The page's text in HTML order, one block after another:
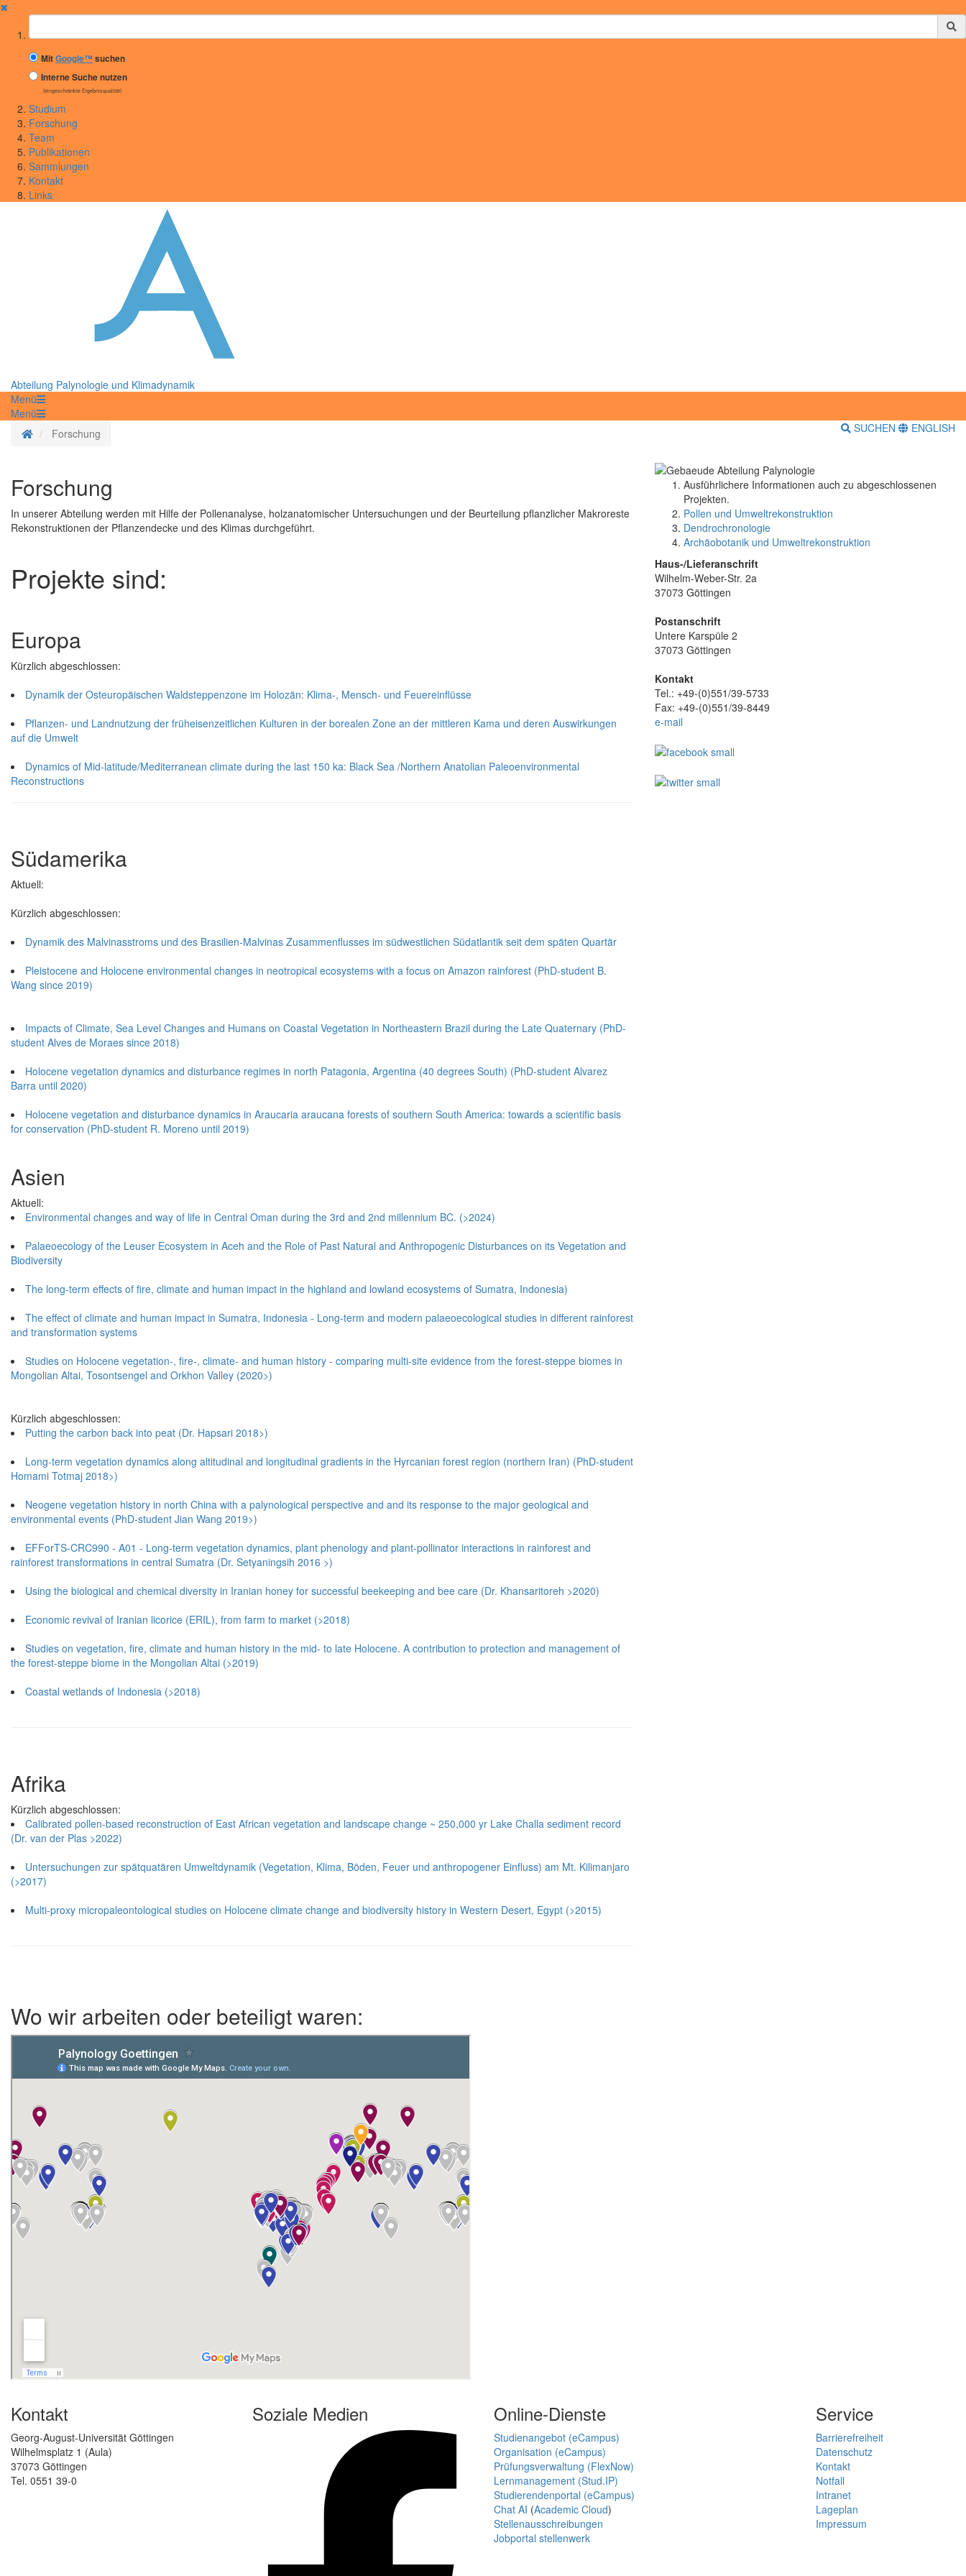
✖
Suchbegriff
MitGoogle™suchen
Interne Suche nutzen
(eingeschränkte Ergebnisqualität)
Studium
Forschung
Team
Publikationen
Sammlungen
Kontakt
Links
Abteilung Palynologie und Klimadynamik
Menü
Menü
StartseiteForschung SUCHEN ENGLISH
Forschung
In unserer Abteilung werden mit Hilfe der Pollenanalyse, holzanatomischer Untersuchungen und der Beurteilung pflanzlicher Makroreste
Rekonstruktionen der Pflanzendecke und des Klimas durchgeführt.
Projekte sind:
Europa
Kürzlich abgeschlossen:
Dynamik der Osteuropäischen Waldsteppenzone im Holozän: Klima-, Mensch- und Feuereinflüsse
Pflanzen- und Landnutzung der früheisenzeitlichen Kulturen in der borealen Zone an der mittleren Kama und deren Auswirkungen
auf die Umwelt
Dynamics of Mid-latitude/Mediterranean climate during the last 150 ka: Black Sea /Northern Anatolian Paleoenvironmental
Reconstructions
Südamerika
Aktuell:
Kürzlich abgeschlossen:
Dynamik des Malvinasstroms und des Brasilien-Malvinas Zusammenflusses im südwestlichen Südatlantik seit dem späten Quartär
Pleistocene and Holocene environmental changes in neotropical ecosystems with a focus on Amazon rainforest (PhD-student B.
Wang since 2019)
Impacts of Climate, Sea Level Changes and Humans on Coastal Vegetation in Northeastern Brazil during the Late Quaternary (PhD-
student Alves de Moraes since 2018)
Holocene vegetation dynamics and disturbance regimes in north Patagonia, Argentina (40 degrees South) (PhD-student Alvarez
Barra until 2020)
Holocene vegetation and disturbance dynamics in Araucaria araucana forests of southern South America: towards a scientific basis
for conservation (PhD-student R. Moreno until 2019)
Asien
Aktuell:
Environmental changes and way of life in Central Oman during the 3rd and 2nd millennium BC. (>2024)
Palaeoecology of the Leuser Ecosystem in Aceh and the Role of Past Natural and Anthropogenic Disturbances on its Vegetation and
Biodiversity
The long-term effects of fire, climate and human impact in the highland and lowland ecosystems of Sumatra, Indonesia)
The effect of climate and human impact in Sumatra, Indonesia - Long-term and modern palaeoecological studies in different rainforest
and transformation systems
Studies on Holocene vegetation-, fire-, climate- and human history - comparing multi-site evidence from the forest-steppe biomes in
Mongolian Altai, Tosontsengel and Orkhon Valley (2020>)
Kürzlich abgeschlossen:
Putting the carbon back into peat (Dr. Hapsari 2018>)
Long-term vegetation dynamics along altitudinal and longitudinal gradients in the Hyrcanian forest region (northern Iran) (PhD-student
Homami Totmaj 2018>)
Neogene vegetation history in north China with a palynological perspective and and its response to the major geological and
environmental events (PhD-student Jian Wang 2019>)
EFForTS-CRC990 - A01 - Long-term vegetation dynamics, plant phenology and plant-pollinator interactions in rainforest and
rainforest transformations in central Sumatra (Dr. Setyaningsih 2016 >)
Using the biological and chemical diversity in Iranian honey for successful beekeeping and bee care (Dr. Khansaritoreh >2020)
Economic revival of Iranian licorice (ERIL), from farm to market (>2018)
Studies on vegetation, fire, climate and human history in the mid- to late Holocene. A contribution to protection and management of
the forest-steppe biome in the Mongolian Altai (>2019)
Coastal wetlands of Indonesia (>2018)
Afrika
Kürzlich abgeschlossen:
Calibrated pollen-based reconstruction of East African vegetation and landscape change ~ 250,000 yr Lake Challa sediment record
(Dr. van der Plas >2022)
Untersuchungen zur spätquatären Umweltdynamik (Vegetation, Klima, Böden, Feuer und anthropogener Einfluss) am Mt. Kilimanjaro
(>2017)
Multi-proxy micropaleontological studies on Holocene climate change and biodiversity history in Western Desert, Egypt (>2015)
Wo wir arbeiten oder beteiligt waren:
Ausführlichere Informationen auch zu abgeschlossenen
Projekten.
Pollen und Umweltrekonstruktion
Dendrochronologie
Archäobotanik und Umweltrekonstruktion
Haus-/Lieferanschrift
Wilhelm-Weber-Str. 2a
37073 Göttingen
Postanschrift
Untere Karspüle 2
37073 Göttingen
Kontakt
Tel.: +49-(0)551/39-5733
Fax: +49-(0)551/39-8449
e-mail
Kontakt
Georg-August-Universität Göttingen
Wilhelmsplatz 1 (Aula)
37073 Göttingen
Tel. 0551 39-0
Soziale Medien Online-Dienste
Studienangebot (eCampus)
Organisation (eCampus)
Prüfungsverwaltung (FlexNow)
Lernmanagement (Stud.IP)
Studierendenportal (eCampus)
Chat AI (Academic Cloud)
Stellenausschreibungen
Jobportal stellenwerk
Service
Barrierefreiheit
Datenschutz
Kontakt
Notfall
Intranet
Lageplan
Impressum